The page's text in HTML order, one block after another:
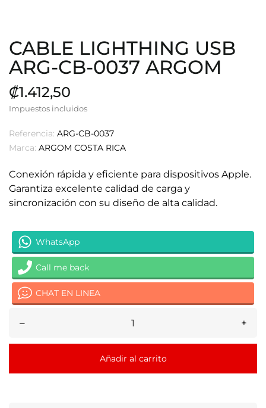
CABLE LIGHTHING USB
ARG-CB-0037 ARGOM
₡1.412,50
Impuestos incluidos
Referencia: ARG-CB-0037
Marca: ARGOM COSTA RICA
Conexión rápida y eficiente para dispositivos Apple.
Garantiza excelente calidad de carga y
sincronización con su diseño de alta calidad.
WhatsApp
Call me back
CHAT EN LINEA
– +
Añadir al carrito